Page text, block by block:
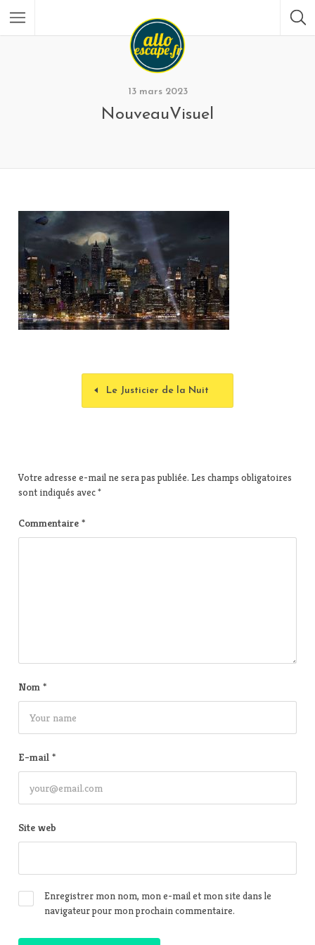
13 mars 2023
NouveauVisuel
Le Justicier de la Nuit
Votre adresse e-mail ne sera pas publiée. Les champs obligatoires
sont indiqués avec*
Commentaire *
Nom *
E-mail *
Site web
Enregistrer mon nom, mon e-mail et mon site dans le
navigateur pour mon prochain commentaire.